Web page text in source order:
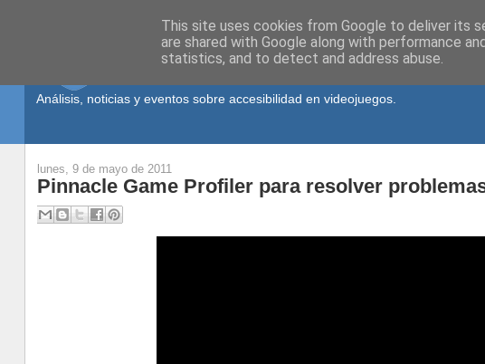
Análisis, noticias y eventos sobre accesibilidad en videojuegos.
lunes, 9 de mayo de 2011
Pinnacle Game Profiler para resolver
This site uses cookies from Google to deliver its
are shared with Google along with performance
statistics, and to detect and address abuse.